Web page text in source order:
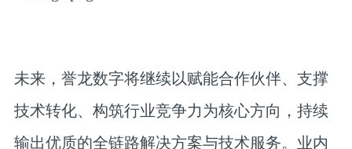
未来，誉龙数字将继续以赋能合作伙伴、支撑
技术转化、构筑行业竞争力为核心方向，持续
输出优质的全链路解决方案与技术服务。业内